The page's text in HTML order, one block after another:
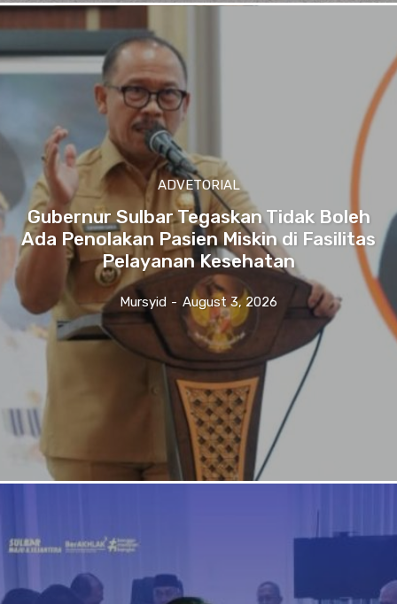
ADVETORIAL
Gubernur Sulbar Tegaskan Tidak Boleh
Ada Penolakan Pasien Miskin di Fasilitas
Pelayanan Kesehatan
Mursyid - August 3, 2026